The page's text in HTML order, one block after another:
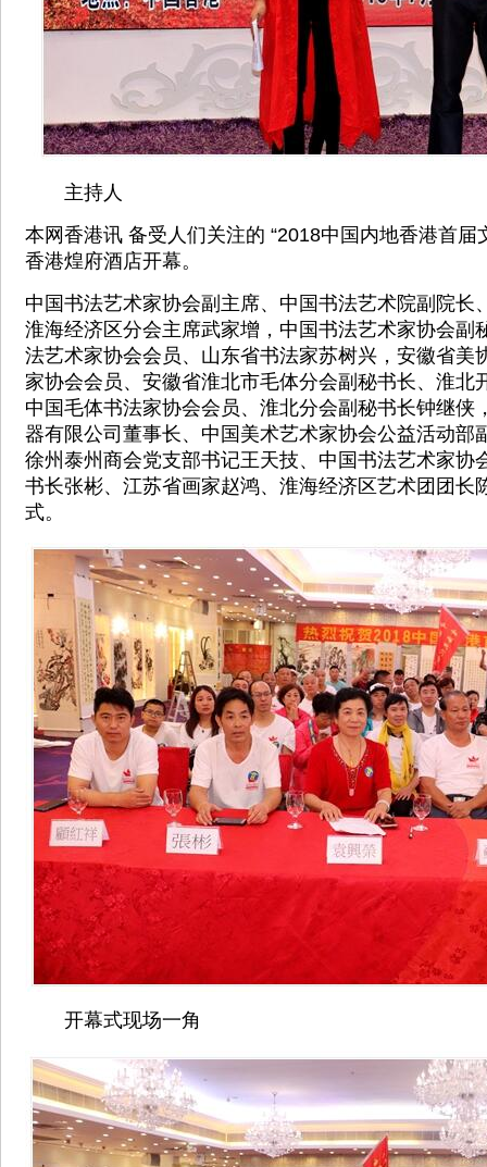
主持人
本网香港讯 备受人们关注的 “2018中国内地香港首届
香港煌府酒店开幕。
中国书法艺术家协会副主席、中国书法艺术院副院长
淮海经济区分会主席武家增，中国书法艺术家协会副
法艺术家协会会员、山东省书法家苏树兴，安徽省美
家协会会员、安徽省淮北市毛体分会副秘书长、淮北
中国毛体书法家协会会员、淮北分会副秘书长钟继侠
器有限公司董事长、中国美术艺术家协会公益活动部
徐州泰州商会党支部书记王天技、中国书法艺术家协
书长张彬、江苏省画家赵鸿、淮海经济区艺术团团长
式。
开幕式现场一角